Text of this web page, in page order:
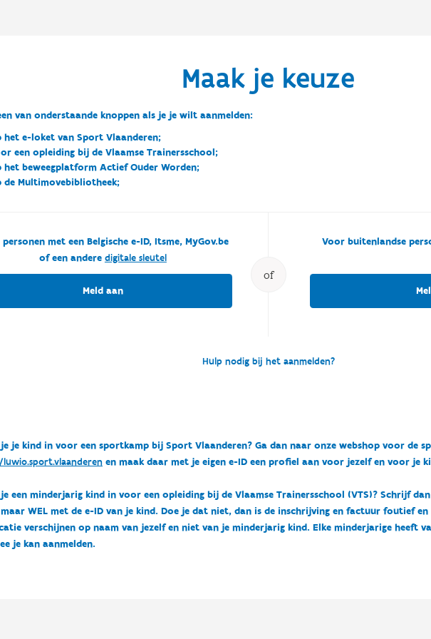
Maak je keuze
van onderstaande knoppen als je je wilt aanmelden:
het e-loket van Sport Vlaanderen;
een opleiding bij de Vlaamse Trainersschool;
het beweegplatform Actief Ouder Worden;
de Multimovebibliotheek;
of
met een Belgische e-ID, Itsme, MyGov.be
of een andere digitale sleutel
Meld aan
Voor buitenlandse
Hulp nodig bij het aanmelden?
je kind in voor een sportkamp bij Sport Vlaanderen? Ga dan naar onze webshop voor de
en maak daar met je eigen e-ID een profiel aan voor jezelf en voor je
een minderjarig kind in voor een opleiding bij de Vlaamse Trainersschool (VTS)? Schrijf
WEL met de e-ID van je kind. Doe je dat niet, dan is de inschrijving en factuur foutief en
verschijnen op naam van jezelf en niet van je minderjarig kind. Elke minderjarige heeft
je kan aanmelden.